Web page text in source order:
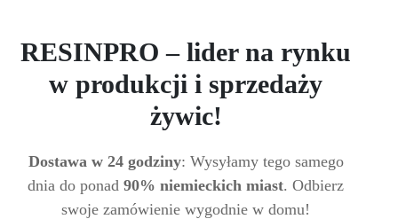
RESINPRO – lider na rynku
w produkcji i sprzedaży
żywic!
Dostawa w 24 godziny: Wysyłamy tego samego
dnia do ponad 90% niemieckich miast. Odbierz
swoje zamówienie wygodnie w domu!